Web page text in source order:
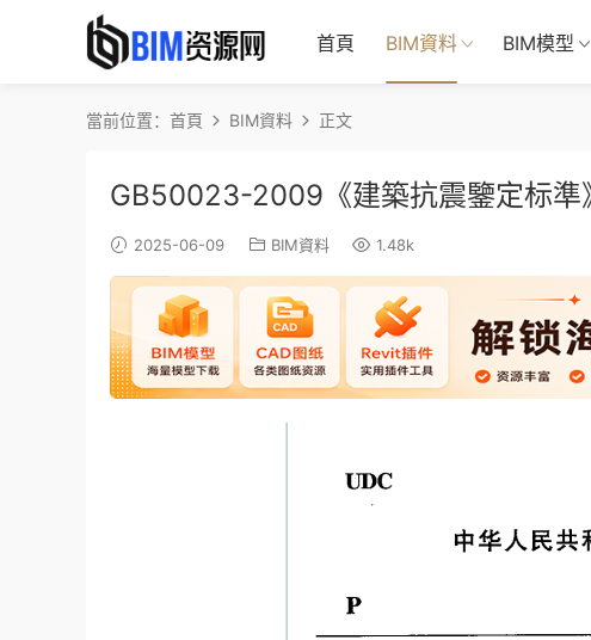
首頁 BIM資料 BIM模型
當前位置： 首頁 BIM資料 正文
GB50023-2009《建築抗震鑒定标準
2025-06-09 BIM資料 1.48k